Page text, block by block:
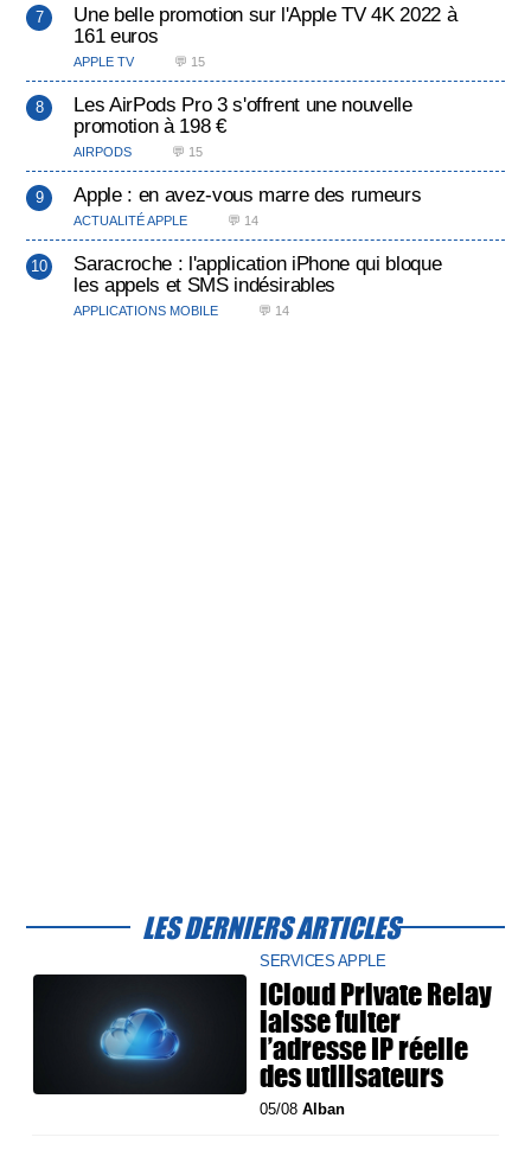
Une belle promotion sur l'Apple TV 4K 2022 à
161 euros
APPLE TV 💬 15
Les AirPods Pro 3 s'offrent une nouvelle
promotion à 198 €
AIRPODS 💬 15
Apple : en avez-vous marre des rumeurs
ACTUALITÉ APPLE 💬 14
Saracroche : l'application iPhone qui bloque
les appels et SMS indésirables
APPLICATIONS MOBILE 💬 14
LES DERNIERS ARTICLES
SERVICES APPLE
iCloud Private Relay
laisse fuiter
l’adresse IP réelle
des utilisateurs
05/08Alban